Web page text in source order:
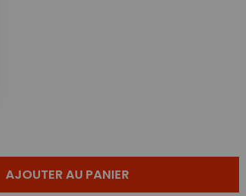
AJOUTER AU PANIER